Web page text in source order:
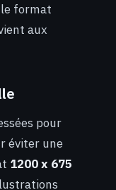
format
aux
pour
éviter une
1200 x 675